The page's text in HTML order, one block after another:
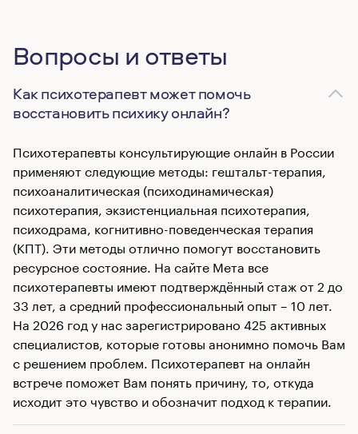
Вопросы и ответы
Как психотерапевт может помочь
восстановить психику онлайн?
Психотерапевты консультирующие онлайн в России
применяют следующие методы: гештальт-терапия,
психоаналитическая (психодинамическая)
психотерапия, экзистенциальная психотерапия,
психодрама, когнитивно-поведенческая терапия
(КПТ). Эти методы отлично помогут восстановить
ресурсное состояние. На сайте Мета все
психотерапевты имеют подтверждённый стаж от 2 до
33 лет, а средний профессиональный опыт – 10 лет.
На 2026 год у нас зарегистрировано 425 активных
специалистов, которые готовы анонимно помочь Вам
с решением проблем. Психотерапевт на онлайн
встрече поможет Вам понять причину, то, откуда
исходит это чувство и обозначит подход к терапии.